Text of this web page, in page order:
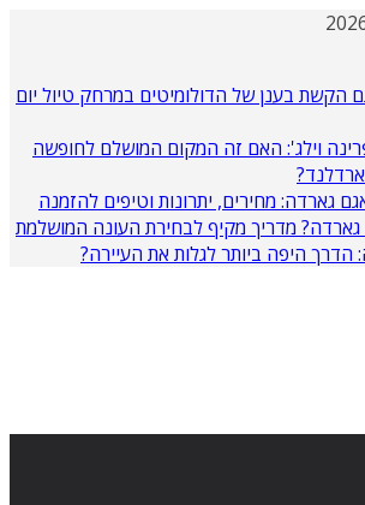
הקשת בענן של הדולומיטים במרחק טיול יום
וילג': האם זה המקום המושלם לחופשה
גארדה: מחירים, יתרונות וטיפים להזמנה
מדריך מקיף לבחירת העונה המושלמת
הדרך היפה ביותר לגלות את העיירה?